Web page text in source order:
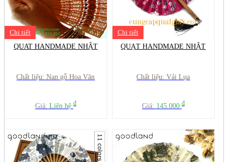
Chi tiết
QUAT HANDMADE NHẬT
Chất liệu: Nan gỗ Hoa Văn
Giá: Liên hệ đ
Chi tiết
QUẠT HANDMADE NHẬT
Chất liệu: Vải Lụa
Giá: 145.000 đ